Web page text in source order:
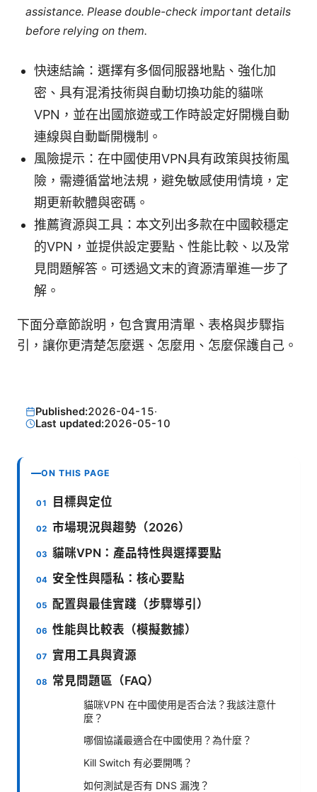
assistance. Please double-check important details
before relying on them.
快速結論：選擇有多個伺服器地點、強化加
密、具有混淆技術與自動切換功能的貓咪
VPN，並在出國旅遊或工作時設定好開機自動
連線與自動斷開機制。
風險提示：在中國使用VPN具有政策與技術風
險，需遵循當地法規，避免敏感使用情境，定
期更新軟體與密碼。
推薦資源與工具：本文列出多款在中國較穩定
的VPN，並提供設定要點、性能比較、以及常
見問題解答。可透過文末的資源清單進一步了
解。
下面分章節說明，包含實用清單、表格與步驟指
引，讓你更清楚怎麼選、怎麼用、怎麼保護自己。
Published:2026-04-15·
Last updated:2026-05-10
ON THIS PAGE
目標與定位
市場現況與趨勢（2026）
貓咪VPN：產品特性與選擇要點
安全性與隱私：核心要點
配置與最佳實踐（步驟導引）
性能與比較表（模擬數據）
實用工具與資源
常見問題區（FAQ）
貓咪VPN 在中國使用是否合法？我該注意什
麼？
哪個協議最適合在中國使用？為什麼？
Kill Switch 有必要開嗎？
如何測試是否有 DNS 漏洩？